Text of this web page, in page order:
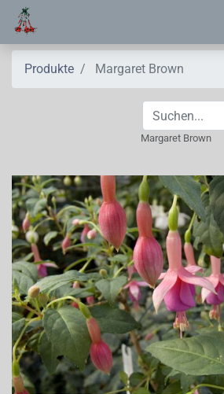
Produkte Margaret Brown
Margaret Brown